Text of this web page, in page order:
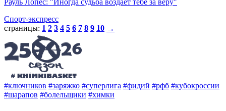
Рауль Лопес: "Иногда судьба воздает тебе за веру"
Спорт-экспресс
страницы: 1 2 3 4 5 6 7 8 9 10 →
#ключников #заряжко #суперлига #фидий #рфб #кубокроссии
#шарапов #болельщики #химки